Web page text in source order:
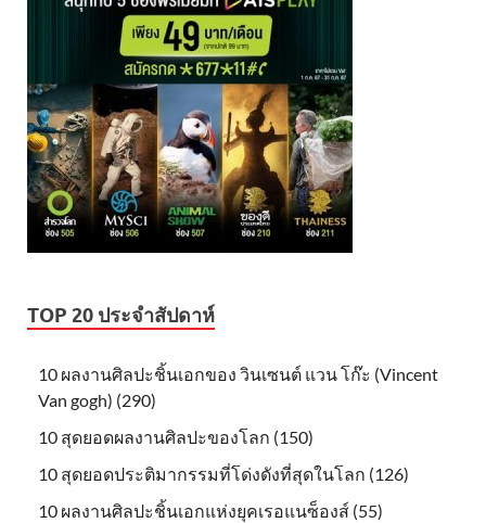
TOP 20 ประจำสัปดาห์
10 ผลงานศิลปะชิ้นเอกของ วินเซนต์ แวน โก๊ะ (Vincent
Van gogh) (290)
10 สุดยอดผลงานศิลปะของโลก (150)
10 สุดยอดประติมากรรมที่โด่งดังที่สุดในโลก (126)
10 ผลงานศิลปะชิ้นเอกแห่งยุคเรอแนซ็องส์ (55)